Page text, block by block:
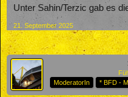
Unter Sahin/Terzic gab es
21. September 2025
ModeratorIn
* BFD -